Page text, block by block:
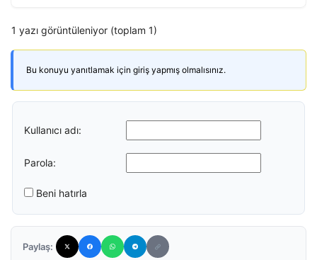
1 yazı görüntüleniyor (toplam 1)
Bu konuyu yanıtlamak için giriş yapmış olmalısınız.
Kullanıcı adı:
Parola:
Beni hatırla
Paylaş: